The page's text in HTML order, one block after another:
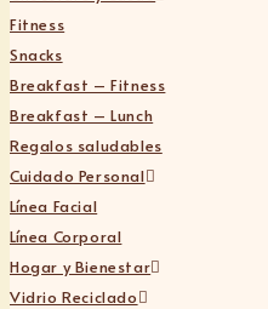
Fitness
Snacks
Breakfast – Fitness
Breakfast – Lunch
Regalos saludables
Cuidado Personal
Línea Facial
Línea Corporal
Hogar y Bienestar
Vidrio Reciclado